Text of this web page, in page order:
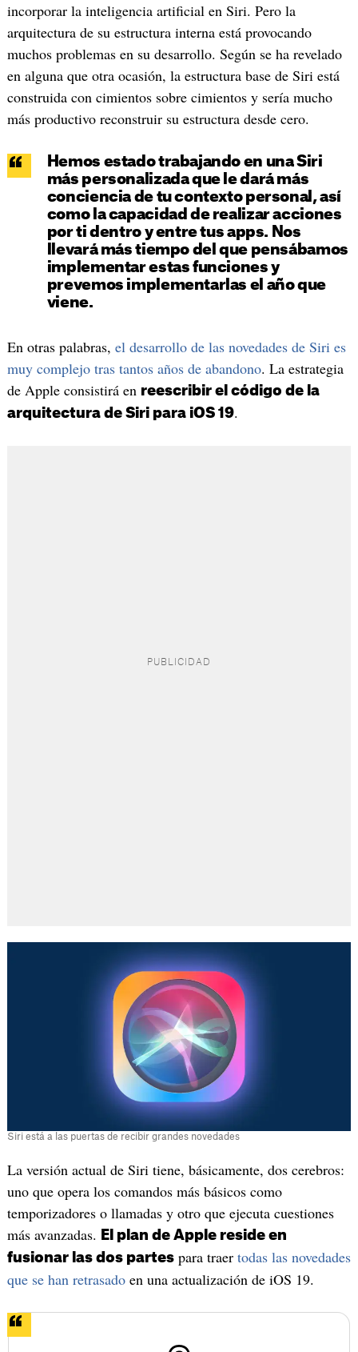
incorporar la inteligencia artificial en Siri. Pero la
arquitectura de su estructura interna está provocando
muchos problemas en su desarrollo. Según se ha revelado
en alguna que otra ocasión, la estructura base de Siri está
construida con cimientos sobre cimientos y sería mucho
más productivo reconstruir su estructura desde cero.
Hemos estado trabajando en una Siri
más personalizada que le dará más
conciencia de tu contexto personal, así
como la capacidad de realizar acciones
por ti dentro y entre tus apps. Nos
llevará más tiempo del que pensábamos
implementar estas funciones y
prevemos implementarlas el año que
viene.
En otras palabras, el desarrollo de las novedades de Siri es
muy complejo tras tantos años de abandono. La estrategia
de Apple consistirá en reescribir el código de la
arquitectura de Siri para iOS 19.
Siri está a las puertas de recibir grandes novedades
La versión actual de Siri tiene, básicamente, dos cerebros:
uno que opera los comandos más básicos como
temporizadores o llamadas y otro que ejecuta cuestiones
más avanzadas.
El plan de Apple reside en
fusionar las dos partespara traer todas las novedades
que se han retrasadoen una actualización de iOS 19.